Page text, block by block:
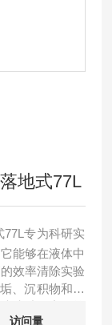
地式77L
专为科研实
能够在液体中
效率清除实验
、沉积物和微
访问量